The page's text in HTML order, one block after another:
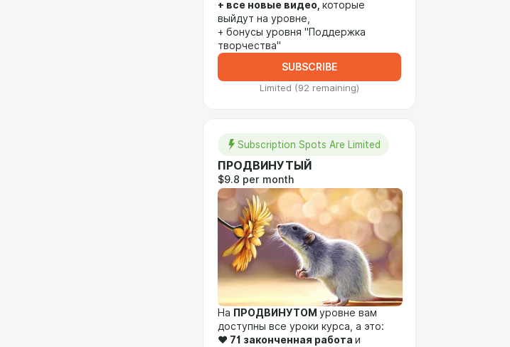
+ все новые видео, которые
выйдут на уровне,
+ бонусы уровня "Поддержка
творчества"
SUBSCRIBE
Limited (92 remaining)
Subscription Spots Are Limited
ПРОДВИНУТЫЙ
$9.8 per month
На ПРОДВИНУТОМ уровне вам
доступны все уроки курса, а это:
❤️ 71 законченная работа и